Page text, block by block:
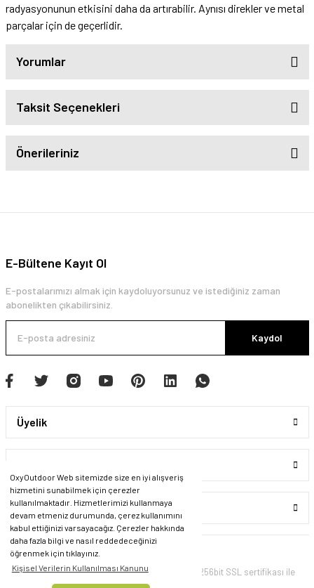
OxyOutdoor Web sitemizde size en iyi alışveriş
hizmetini sunabilmek için çerezler
kullanılmaktadır. Hizmetlerimizi kullanmaya
devam etmeniz durumunda, çerez kullanımını
kabul ettiğinizi varsayacağız. Çerezler hakkında
daha fazla bilgi ve nasıl reddedeceğinizi
öğrenmek için tıklayınız.
Kişisel Verilerin Kullanılması Kanunu
radyasyonunun etkisini daha da artırabilir. Aynısı direkler ve metal
parçalar için de geçerlidir.
Yorumlar
Taksit Seçenekleri
Önerileriniz
E-Bültene Kayıt Ol
E-postalarımızı almak için kaydoluyorsunuz ve istediğiniz zaman
abonelikten çıkabilirsiniz.
Kaydol
Üyelik
Alışveriş
© Tüm Hakları Saklıdır. Kredi kartı bilgileriniz 256bit SSL sertifikası ile
korunmaktadır.